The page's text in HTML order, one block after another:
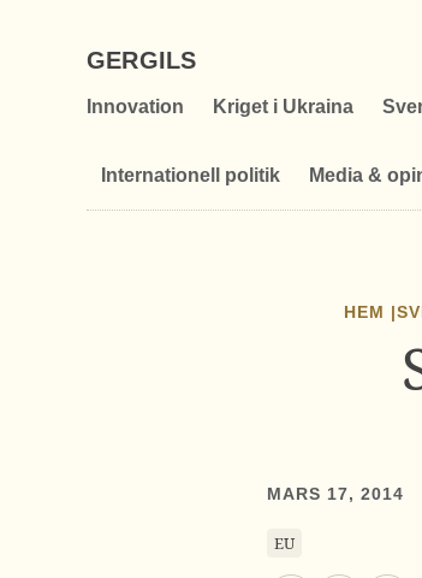
GERGILS
Innovation Kriget i Ukraina
Internationell politik Media &
HEM |
MARS 17, 2014
EU